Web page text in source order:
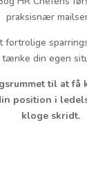
praksisnær
fortrolige
tænke din egen
til at få
position i
kloge skridt.